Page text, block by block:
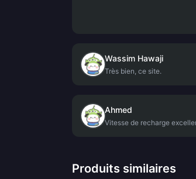
Wassim Hawaji
Très bien, ce site.
Ahmed
Vitesse de recharge
Produits similaires